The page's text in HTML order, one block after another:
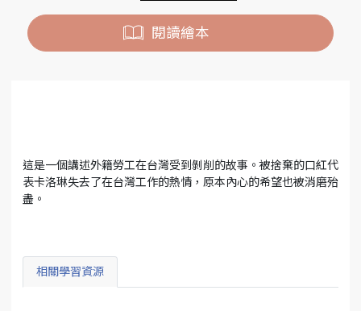
閱讀繪本
這是一個講述外籍勞工在台灣受到剝削的故事。被捨棄的口紅代
表卡洛琳失去了在台灣工作的熱情，原本內心的希望也被消磨殆
盡。
相關學習資源